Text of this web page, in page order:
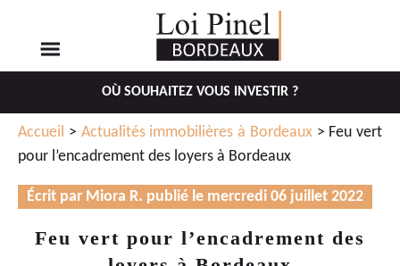
Aller
principal
Aller
OÙ SOUHAITEZ VOUS INVESTIR ?
Accueil > Actualités immobilières à Bordeaux> Feu vert
pour l’encadrement des loyers à Bordeaux
Écrit par Miora R. publié le mercredi 06 juillet 2022
Feu vert pour l’encadrement des